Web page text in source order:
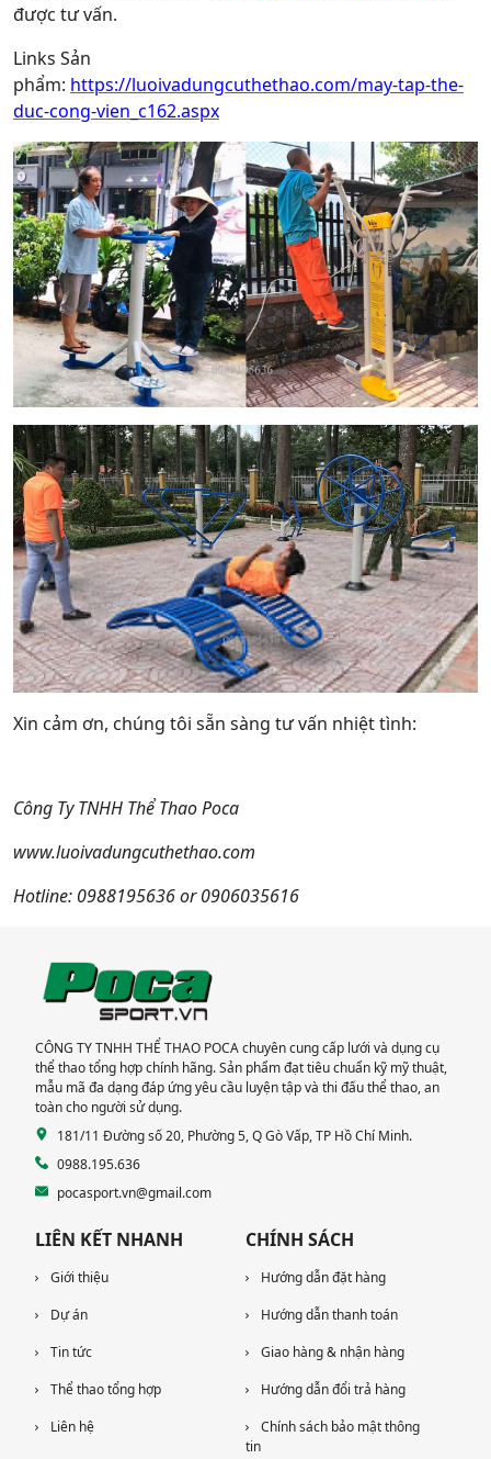
được tư vấn.
Links Sản
phẩm: https://luoivadungcuthethao.com/may-tap-the-
duc-cong-vien_c162.aspx
Xin cảm ơn, chúng tôi sẵn sàng tư vấn nhiệt tình:
Công Ty TNHH Thể Thao Poca
www.luoivadungcuthethao.com
Hotline: 0988195636 or 0906035616
CÔNG TY TNHH THỂ THAO POCA chuyên cung cấp lưới và dụng cụ
thể thao tổng hợp chính hãng. Sản phẩm đạt tiêu chuẩn kỹ mỹ thuật,
mẫu mã đa dạng đáp ứng yêu cầu luyện tập và thi đấu thể thao, an
toàn cho người sử dụng.
181/11 Đường số 20, Phường 5, Q Gò Vấp, TP Hồ Chí Minh.
0988.195.636
pocasport.vn@gmail.com
LIÊN KẾT NHANH
Giới thiệu
Dự án
Tin tức
Thể thao tổng hợp
Liên hệ
CHÍNH SÁCH
Hướng dẫn đặt hàng
Hướng dẫn thanh toán
Giao hàng & nhận hàng
Hướng dẫn đổi trả hàng
Chính sách bảo mật thông
tin